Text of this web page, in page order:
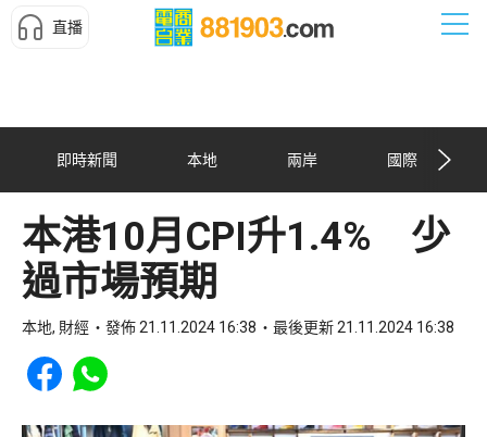
直播
即時新聞 本地 兩岸 國際
本港10月CPI升1.4% 少
過市場預期
本地, 財經 發佈 21.11.2024 16:38 最後更新 21.11.2024 16:38
Share to Facebook
Share to WhatsApp